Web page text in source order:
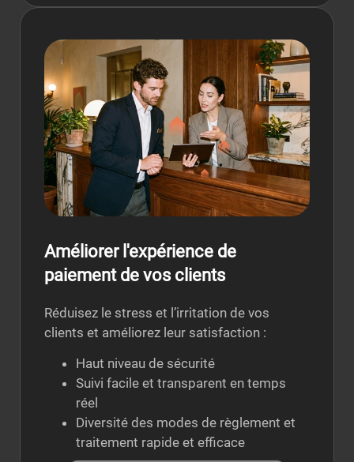
Améliorer l'expérience de
paiement de vos clients
Réduisez le stress et l’irritation de vos
clients et améliorez leur satisfaction :
Haut niveau de sécurité
Suivi facile et transparent en temps
réel
Diversité des modes de règlement et
traitement rapide et efficace